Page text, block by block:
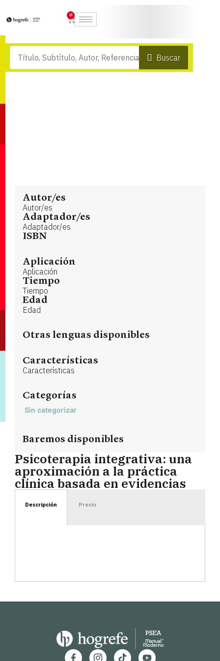
0
Buscar
Autor/es
Autor/es
Adaptador/es
Adaptador/es
ISBN
Aplicación
Aplicación
Tiempo
Tiempo
Edad
Edad
Otras lenguas disponibles
Características
Características
Categorías
Sin categorizar
Baremos disponibles
Psicoterapia integrativa: una
aproximación a la práctica
clínica basada en evidencias
Descripción Precio